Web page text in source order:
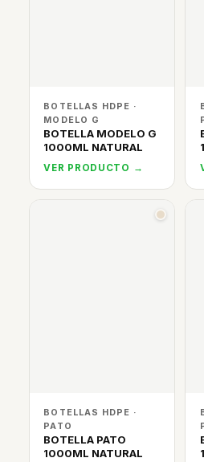
BOTELLAS HDPE ·
MODELO G
BOTELLA MODELO G
1000ML NATURAL
VER PRODUCTO →
BOTELLAS HDPE ·
PATO
BOTELLA PATO
1000ML NATURAL